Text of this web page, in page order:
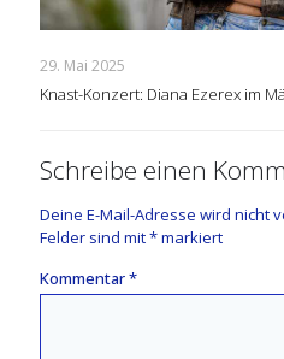
29. Mai 2025
Knast-Konzert: Diana Ezerex im
Schreibe einen
Deine E-Mail-Adresse wird nicht
Felder sind mit*markiert
Kommentar*